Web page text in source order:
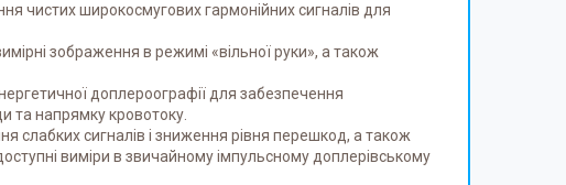
чистих широкосмугових гармонійних сигналів для
зображення в режимі «вільної руки», а також
доплероографії для забезпечення
та напрямку кровотоку.
слабких сигналів і зниження рівня перешкод, а також
виміри в звичайному імпульсному доплерівському